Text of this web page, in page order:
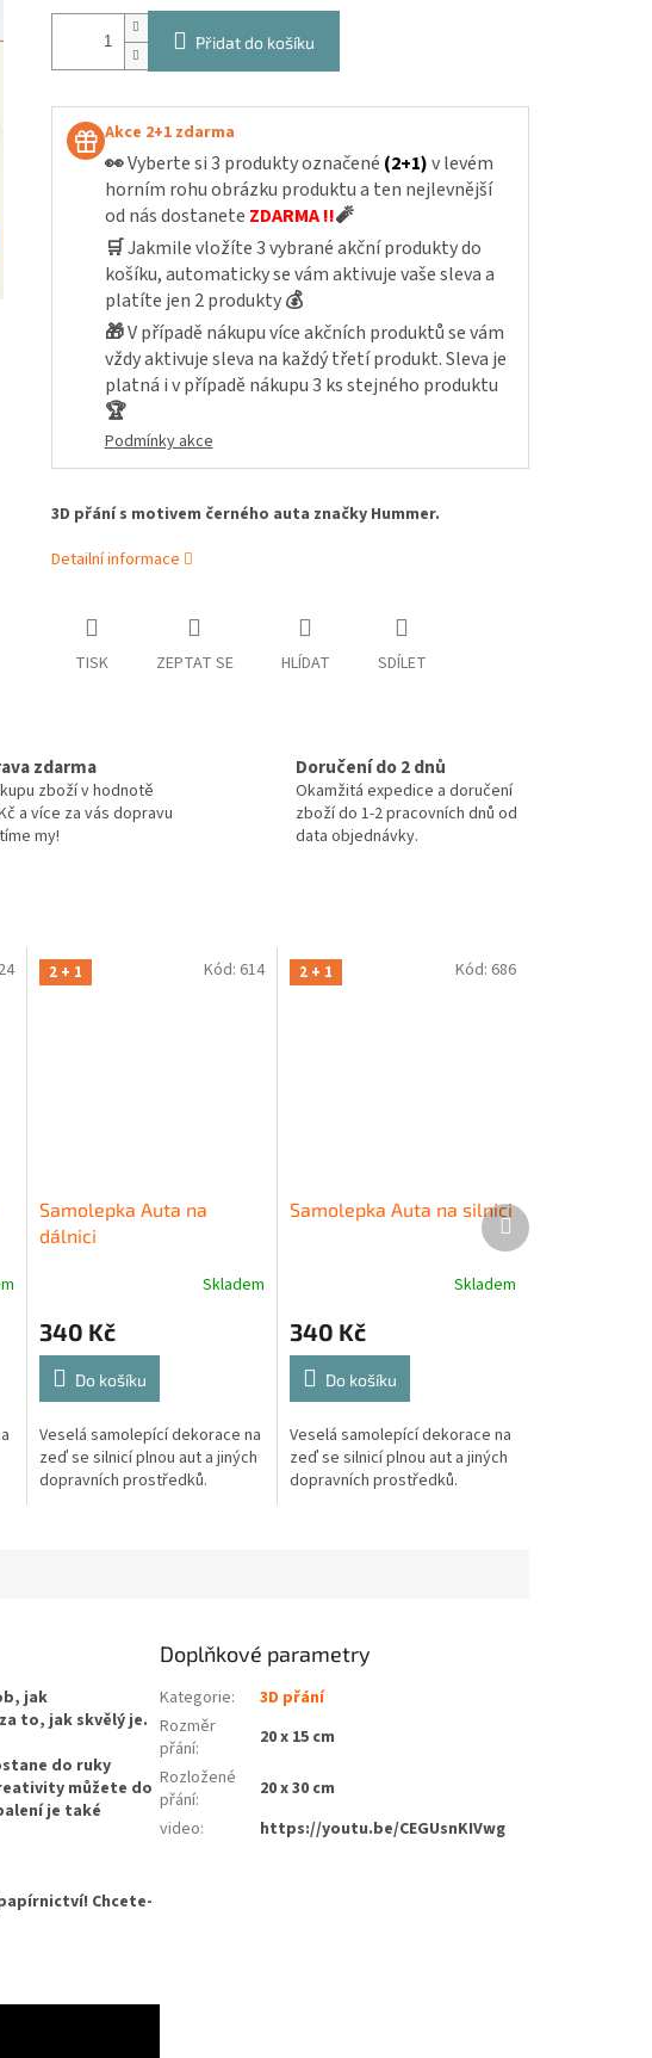
Přidat do košíku
Akce 2+1 zdarma
👀Vyberte si 3 produkty označené (2+1)v levém
horním rohu obrázku produktu a ten nejlevnější
od nás dostanete ZDARMA !!🧨
🛒Jakmile vložíte 3 vybrané akční produkty do
košíku, automaticky se vám aktivuje vaše sleva a
platíte jen 2 produkty💰
🎁V případě nákupu více akčních produktů se vám
vždy aktivuje sleva na každý třetí produkt. Sleva je
platná i v případě nákupu 3 ks stejného produktu
🏆
Podmínky akce
3D přání s motivem černého auta značky Hummer.
Detailní informace
TISK ZEPTAT SE HLÍDAT SDÍLET
zdarma
zboží v hodnotě
a více za vás dopravu
my!
Doručení do 2 dnů
Okamžitá expedice a doručení
zboží do 1-2 pracovních dnů od
data objednávky.
2 + 1
Samolepka Auta na
dálnici
Skladem
340 Kč
Do košíku
Veselá samolepící dekorace na
zeď se silnicí plnou aut a jiných
dopravních prostředků.
Kód: 614 2 + 1
Samolepka Auta na silnici
Skladem
340 Kč
Do košíku
Veselá samolepící dekorace na
zeď se silnicí plnou aut a jiných
dopravních prostředků.
Kód: 686
Další
produkt
jak
to, jak skvělý je.
do ruky
můžete do
je také
Chcete-
Doplňkové parametry
Kategorie:
3D přání
Rozměr
přání:
20 x 15 cm
Rozložené
přání:
20 x 30 cm
video: https://youtu.be/CEGUsnKIVwg